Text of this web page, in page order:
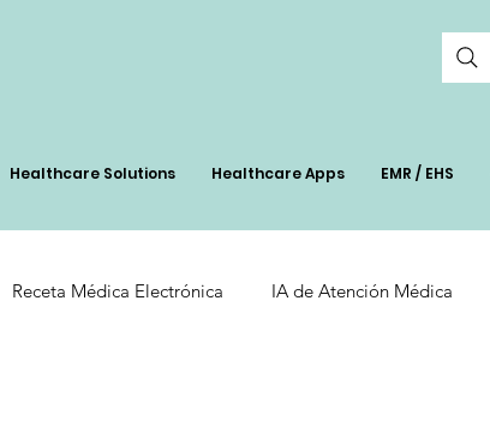
Healthcare Solutions Healthcare Apps EMR / EHS
Receta Médica Electrónica IA de Atención Médica